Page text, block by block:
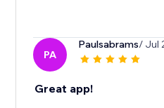
PA
Paulsabrams/ Jul
Great app!